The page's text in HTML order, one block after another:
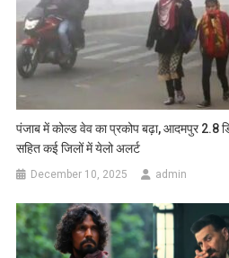
पंजाब में कोल्ड वेव का प्रकोप बढ़ा, आदमपुर 2.8
सहित कई जिलों में येलो अलर्ट
December 10, 2025 admin